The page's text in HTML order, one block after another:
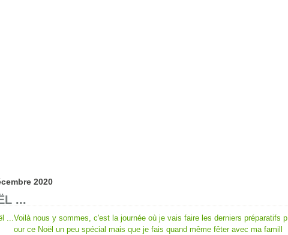
2020
...
Voilà nous y sommes, c'est la journée où je vais faire les derniers préparatifs p
our ce Noël un peu spécial mais que je fais quand même fêter avec ma famill